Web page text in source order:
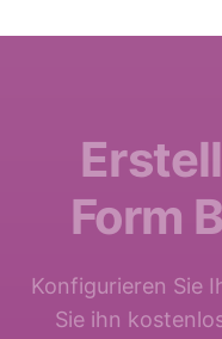
Form
Konfigurieren Sie
Sie ihn